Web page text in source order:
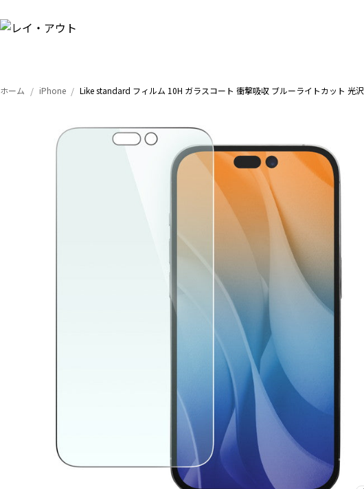
ホーム iPhone Like standard フィルム 10H ガラスコート 衝撃吸収 ブルーライトカット 光沢